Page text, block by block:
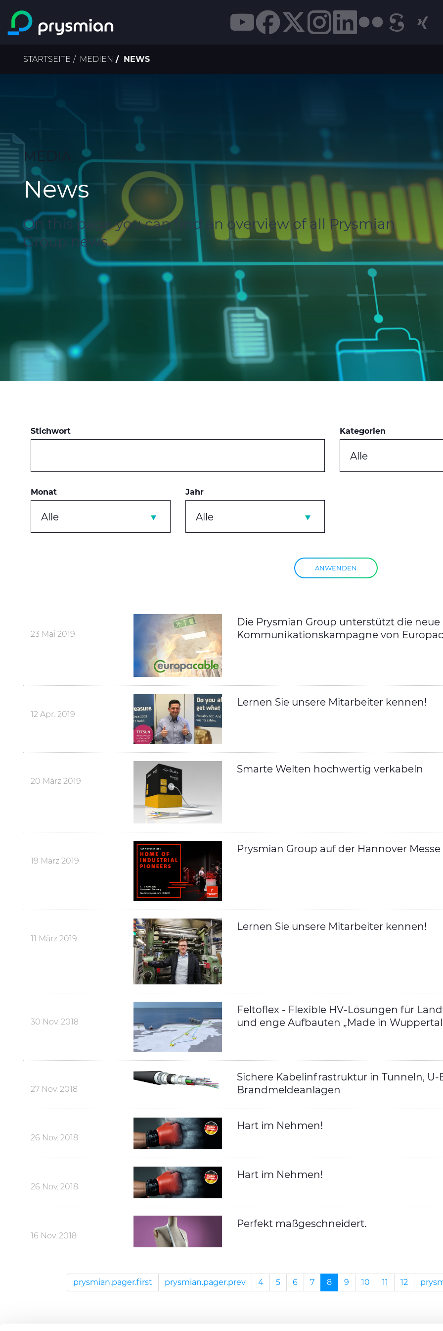
prysmian.skip_to_main_content
Pfadnavigation
STARTSEITE MEDIEN NEWS
MEDIA
News
On this page you can find an overview of all Prysmian
Group news
Stichwort Kategorien
Alle
Monat
Alle
Jahr
Alle
ANWENDEN
23 Mai 2019
Die Prysmian Group unterstützt die neue
Kommunikationskampagne von
12 Apr. 2019
Lernen Sie unsere Mitarbeiter kennen!
20 März 2019
Smarte Welten hochwertig verkabeln
19 März 2019
Prysmian Group auf der Hannover Messe
11 März 2019
Lernen Sie unsere Mitarbeiter kennen!
30 Nov. 2018
Feltoflex - Flexible HV-Lösungen für
und enge Aufbauten „Made in
27 Nov. 2018
Sichere Kabelinfrastruktur in Tunneln,
Brandmeldeanlagen
26 Nov. 2018
Hart im Nehmen!
26 Nov. 2018
Hart im Nehmen!
16 Nov. 2018
Perfekt maßgeschneidert.
prysmian.pager.first prysmian.pager.prev 4 5 6 7 8 9 10 11 12